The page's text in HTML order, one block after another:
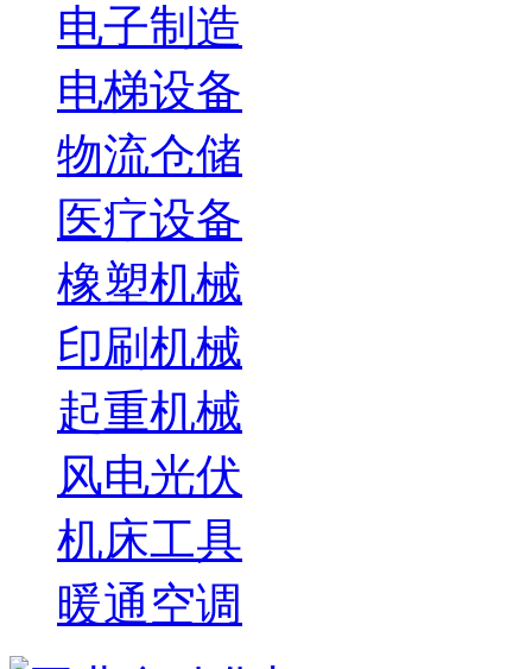
电子制造
电梯设备
物流仓储
医疗设备
橡塑机械
印刷机械
起重机械
风电光伏
机床工具
暖通空调